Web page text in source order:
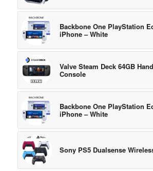
Backbone One PlayStation
iPhone – White
Valve Steam Deck 64GB
Console
Backbone One PlayStation
iPhone – White
Sony PS5 Dualsense